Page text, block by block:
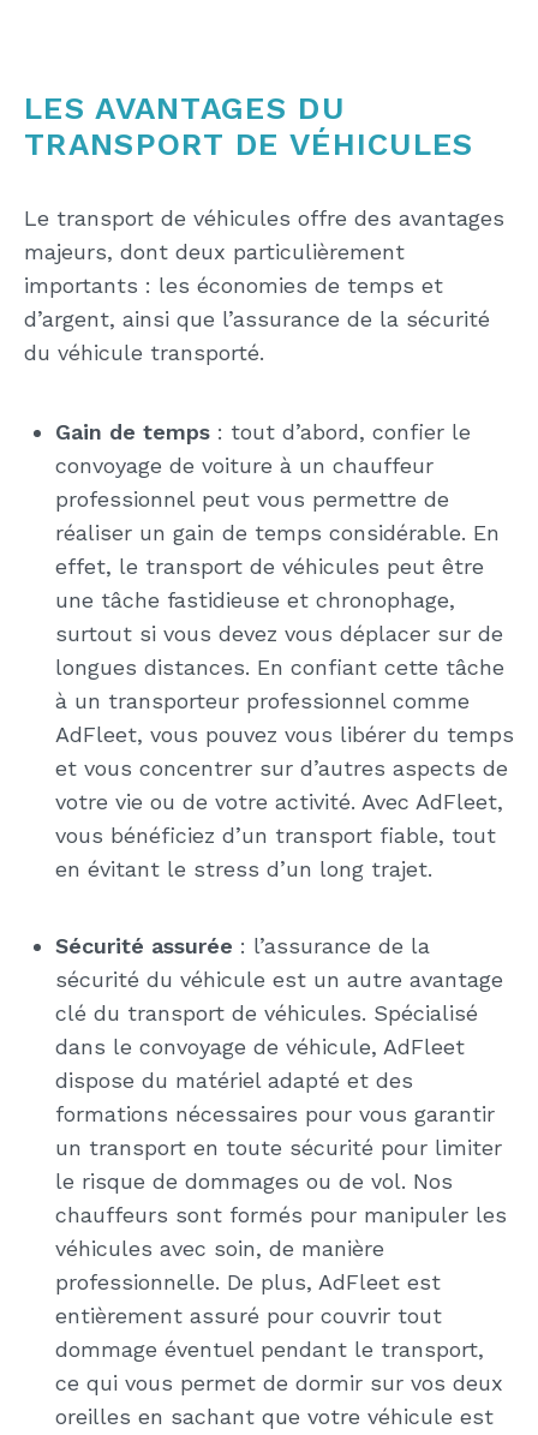
LES AVANTAGES DU
TRANSPORT DE VÉHICULES
Le transport de véhicules offre des avantages
majeurs, dont deux particulièrement
importants : les économies de temps et
d’argent, ainsi que l’assurance de la sécurité
du véhicule transporté.
Gain de temps : tout d’abord, confier le
convoyage de voiture à un chauffeur
professionnel peut vous permettre de
réaliser un gain de temps considérable. En
effet, le transport de véhicules peut être
une tâche fastidieuse et chronophage,
surtout si vous devez vous déplacer sur de
longues distances. En confiant cette tâche
à un transporteur professionnel comme
AdFleet, vous pouvez vous libérer du temps
et vous concentrer sur d’autres aspects de
votre vie ou de votre activité. Avec AdFleet,
vous bénéficiez d’un transport fiable, tout
en évitant le stress d’un long trajet.
Sécurité assurée : l’assurance de la
sécurité du véhicule est un autre avantage
clé du transport de véhicules. Spécialisé
dans le convoyage de véhicule, AdFleet
dispose du matériel adapté et des
formations nécessaires pour vous garantir
un transport en toute sécurité pour limiter
le risque de dommages ou de vol. Nos
chauffeurs sont formés pour manipuler les
véhicules avec soin, de manière
professionnelle. De plus, AdFleet est
entièrement assuré pour couvrir tout
dommage éventuel pendant le transport,
ce qui vous permet de dormir sur vos deux
oreilles en sachant que votre véhicule est